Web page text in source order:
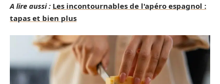
A lire aussi : Les incontournables de l'apéro espagnol :
tapas et bien plus